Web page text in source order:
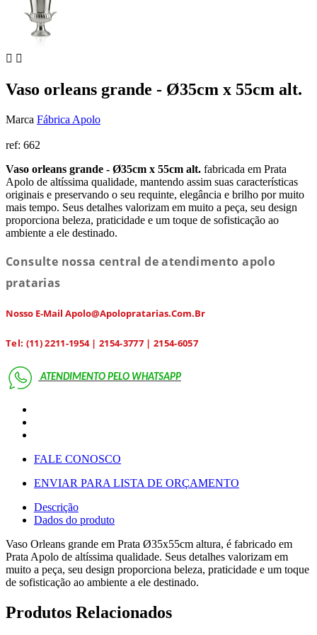
 
Vaso orleans grande - Ø35cm x 55cm alt.
Marca Fábrica Apolo
ref: 662
Vaso orleans grande - Ø35cm x 55cm alt. fabricada em Prata
Apolo de altíssima qualidade, mantendo assim suas características
originais e preservando o seu requinte, elegância e brilho por muito
mais tempo. Seus detalhes valorizam em muito a peça, seu design
proporciona beleza, praticidade e um toque de sofisticação ao
ambiente a ele destinado.
Consulte nossa central de atendimento apolo
pratarias
Nosso E-Mail Apolo@apolopratarias.com.br
Tel: (11) 2211-1954 | 2154-3777 | 2154-6057
ATENDIMENTO PELO WHATSAPP
FALE CONOSCO
ENVIAR PARA LISTA DE ORÇAMENTO
Descrição
Dados do produto
Vaso Orleans grande em Prata Ø35x55cm altura, é fabricado em
Prata Apolo de altíssima qualidade. Seus detalhes valorizam em
muito a peça, seu design proporciona beleza, praticidade e um toque
de sofisticação ao ambiente a ele destinado.
Produtos Relacionados